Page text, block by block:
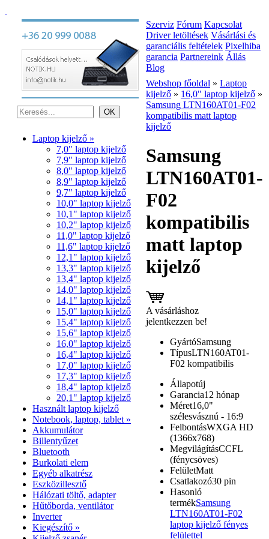
Laptop kijelző »
7,0" laptop kijelző
7,9" laptop kijelző
8,0" laptop kijelző
8,9" laptop kijelző
9,7" laptop kijelző
10,0" laptop kijelző
10,1" laptop kijelző
10,2" laptop kijelző
11,0" laptop kijelző
11,6" laptop kijelző
12,1" laptop kijelző
13,3" laptop kijelző
13,4" laptop kijelző
14,0" laptop kijelző
14,1" laptop kijelző
15,0" laptop kijelző
15,4" laptop kijelző
15,6" laptop kijelző
16,0" laptop kijelző
16,4" laptop kijelző
17,0" laptop kijelző
17,3" laptop kijelző
18,4" laptop kijelző
20,1" laptop kijelző
Használt laptop kijelző
Notebook, laptop, tablet »
Akkumulátor
Billentyűzet
Bluetooth
Burkolati elem
Egyéb alkatrész
Eszközillesztő
Hálózati töltő, adapter
Hűtőborda, ventilátor
Inverter
Kiegészítő »
Szerviz Fórum Kapcsolat
Driver letöltések Vásárlási és
garanciális feltételek Pixelhiba
garancia Partnereink Állás
Blog
Webshop főoldal » Laptop
kijelző » 16,0" laptop kijelző »
Samsung LTN160AT01-F02
kompatibilis matt laptop
kijelző
Samsung
LTN160AT01-
F02
kompatibilis
matt laptop
kijelző
A vásárláshoz
jelentkezzen be!
GyártóSamsung
TípusLTN160AT01-
F02 kompatibilis
Állapotúj
Garancia12 hónap
Méret16,0"
szélesvásznú - 16:9
FelbontásWXGA HD
(1366x768)
MegvilágításCCFL
(fénycsöves)
FelületMatt
Csatlakozó30 pin
Hasonló
termékSamsung
LTN160AT01-F02
laptop kijelző fényes
felülettel